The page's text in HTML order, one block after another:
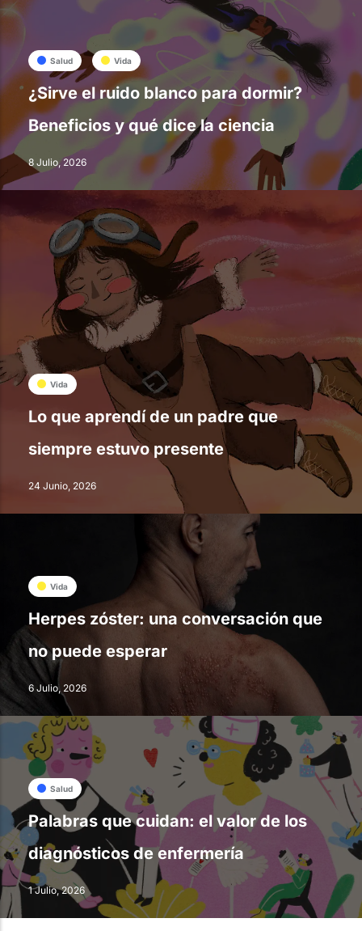
Salud Vida
¿Sirve el ruido blanco para dormir?
Beneficios y qué dice la ciencia
8 Julio, 2026
Vida
Lo que aprendí de un padre que
siempre estuvo presente
24 Junio, 2026
Vida
Herpes zóster: una conversación que
no puede esperar
6 Julio, 2026
Salud
Palabras que cuidan: el valor de los
diagnósticos de enfermería
1 Julio, 2026